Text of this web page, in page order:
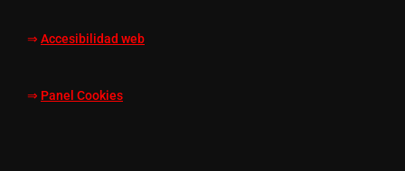
⇒ Accesibilidad web
⇒ Panel Cookies